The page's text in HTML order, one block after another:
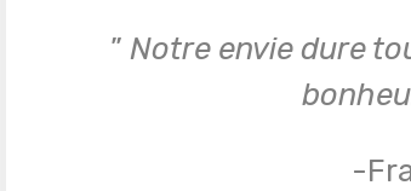
” Notre envie dure
-